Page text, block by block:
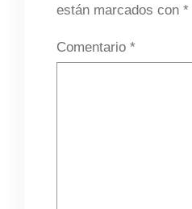
están marcados con *
Comentario *